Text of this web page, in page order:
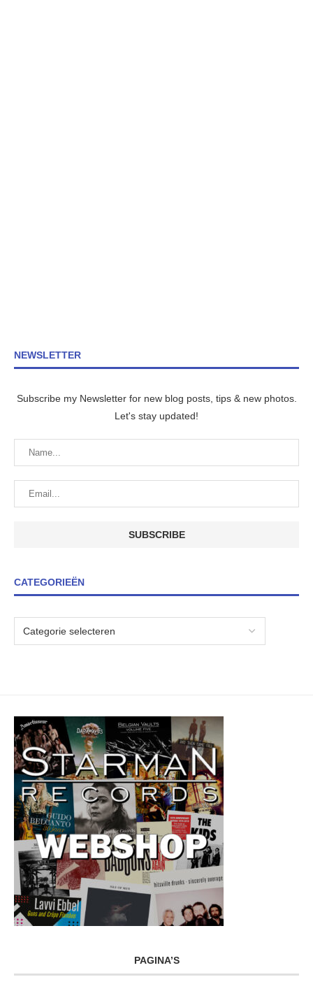
NEWSLETTER
Subscribe my Newsletter for new blog posts, tips & new photos.
Let's stay updated!
CATEGORIEËN
PAGINA’S